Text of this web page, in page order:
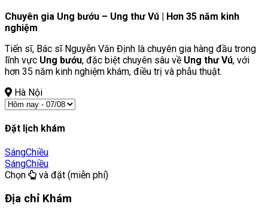
Chuyên gia Ung bướu – Ung thư Vú | Hơn 35 năm kinh
nghiệm
Tiến sĩ, Bác sĩ Nguyễn Văn Định là chuyên gia hàng đầu trong
lĩnh vực Ung bướu, đặc biệt chuyên sâu về Ung thư Vú, với
hơn 35 năm kinh nghiệm khám, điều trị và phẫu thuật.
Hà Nội
Đặt lịch khám
SángChiều
SángChiều
Chọn
và đặt (miễn phí)
Địa chỉ Khám